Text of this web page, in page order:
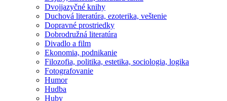
Dvojjazyčné knihy
Duchová literatúra, ezoterika, veštenie
Dopravné prostriedky
Dobrodružná literatúra
Divadlo a film
Ekonomia, podnikanie
Filozofia, politika, estetika, sociologia, logika
Fotografovanie
Humor
Hudba
Huby